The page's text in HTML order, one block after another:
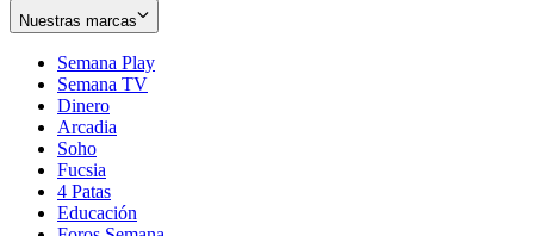
Nuestras marcas
Semana Play
Semana TV
Dinero
Arcadia
Soho
in
new
window
Fucsia
in
new
4 Patas
Educación